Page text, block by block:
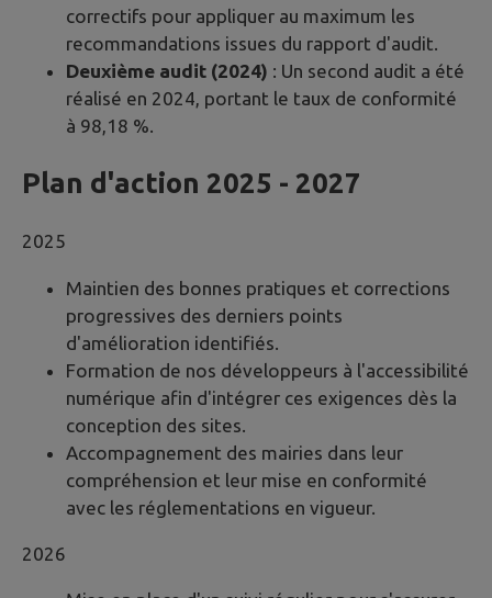
correctifs pour appliquer au maximum les
recommandations issues du rapport d'audit.
Deuxième audit (2024) : Un second audit a été
réalisé en 2024, portant le taux de conformité
à 98,18 %.
Plan d'action 2025 - 2027
2025
Maintien des bonnes pratiques et corrections
progressives des derniers points
d'amélioration identifiés.
Formation de nos développeurs à l'accessibilité
numérique afin d'intégrer ces exigences dès la
conception des sites.
Accompagnement des mairies dans leur
compréhension et leur mise en conformité
avec les réglementations en vigueur.
2026